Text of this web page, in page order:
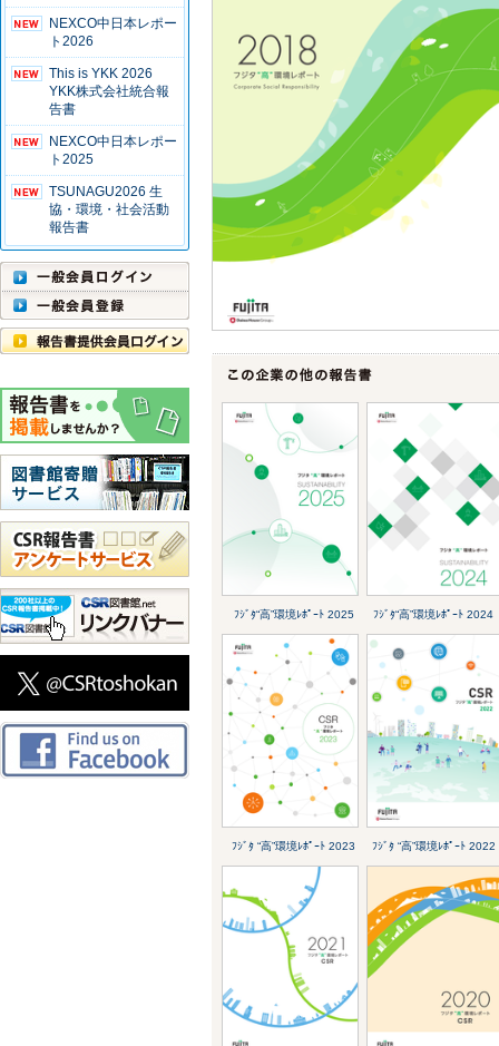
NEXCO中日本レポー
ト2026
This is YKK 2026
YKK株式会社統合報
告書
NEXCO中日本レポー
ト2025
TSUNAGU2026 生
協・環境・社会活動
報告書
ﾌｼﾞﾀ“高”環境ﾚﾎﾟｰﾄ 2025 ﾌｼﾞﾀ“高”環境ﾚﾎﾟｰﾄ 2024
ﾌｼﾞﾀ “高”環境ﾚﾎﾟｰﾄ 2023 ﾌｼﾞﾀ “高”環境ﾚﾎﾟｰﾄ 2022